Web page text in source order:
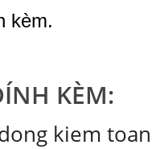
kèm.
KÈM:
kiem